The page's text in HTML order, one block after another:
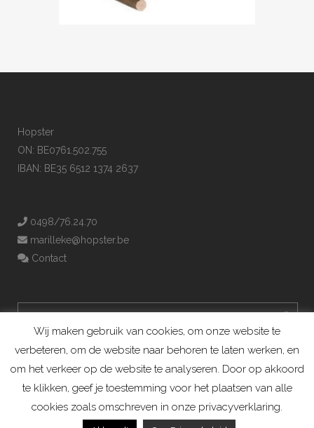
Hopster
ON: BE0761.502.755
IBAN: BE35 6512 1374 2637
0498/76.24.70
marilleke@hopster.be
Contact
Konijnenadviesbureau Hopster ©2019
Wij maken gebruik van cookies, om onze website te
verbeteren, om de website naar behoren te laten werken, en
om het verkeer op de website te analyseren. Door op akkoord
te klikken, geef je toestemming voor het plaatsen van alle
cookies zoals omschreven in onze privacyverklaring.